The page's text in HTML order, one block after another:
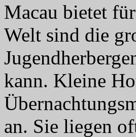
Macau bietet
Welt sind die
kann. Kleine
an. Sie liegen